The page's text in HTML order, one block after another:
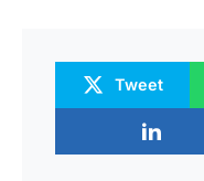
Tweet